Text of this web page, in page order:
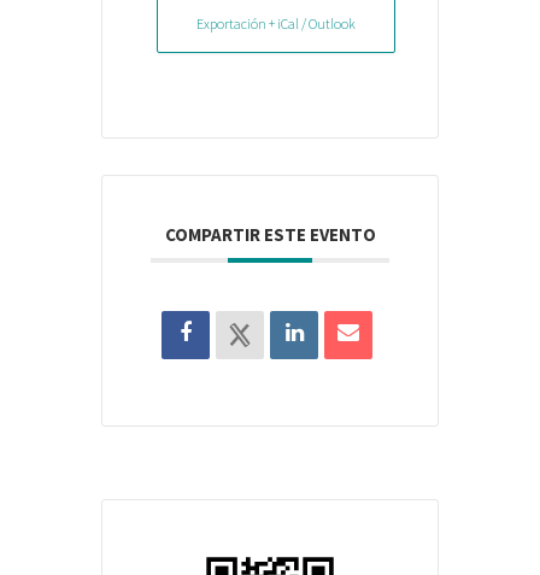
Exportación + iCal / Outlook
COMPARTIR ESTE EVENTO